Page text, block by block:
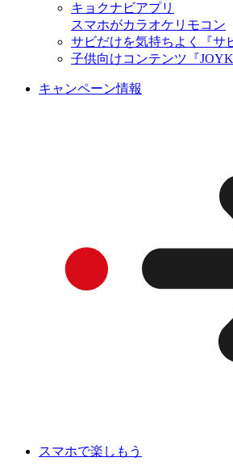
キョクナビアプリ
スマホがカラオケリモコン
サビだけを気持ちよく『サ
子供向けコンテンツ『
キャンペーン情報
スマホで楽しもう